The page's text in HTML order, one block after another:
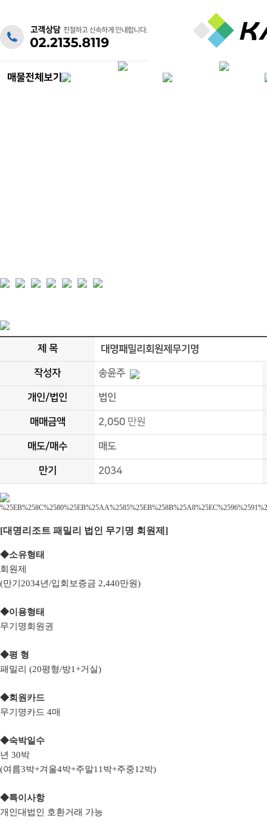
제 목 대명패밀리회원제무기명
작성자 송윤주
개인/법인 법인
매매금액 2,050 만원
매도/매수 매도
만기 2034
[대명리조트 패밀리 법인 무기명 회원제]
◆소유형태
회원제
(만기2034년/입회보증금 2,440만원)
◆이용형태
무기 명회원권
◆평 형
패밀리 (20평형/방1+거실)
◆회원카드
무기명카드 4매
◆숙박일수
년 30박
(여름3박+겨울4박+주말11 박+주중12박)
◆특이사항
개인대법인 호환거래 가능